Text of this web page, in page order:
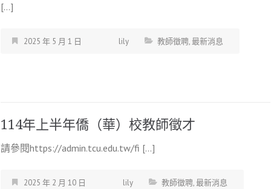
[…]
2025 年 5 月 1 日 lily 教師徵聘,最新消息
114年上半年僑（華）校教師徵才
請參閱https://admin.tcu.edu.tw/fi […]
2025 年 2 月 10 日 lily 教師徵聘,最新消息